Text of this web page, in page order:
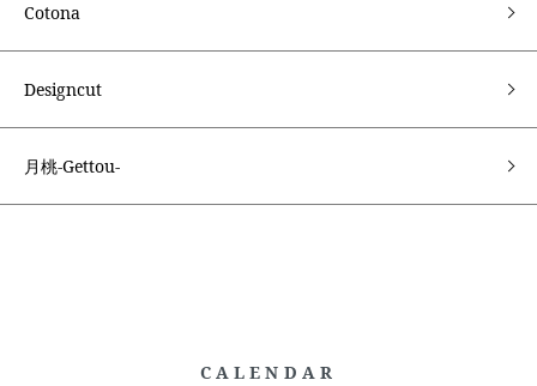
Cotona
Designcut
月桃-Gettou-
CALENDAR